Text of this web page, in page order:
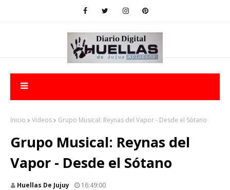
Inicio Videos Grupo Musical: Reynas del Vapor - Desde el Sótano
Grupo Musical: Reynas del
Vapor - Desde el Sótano
Huellas De Jujuy 16:49:00